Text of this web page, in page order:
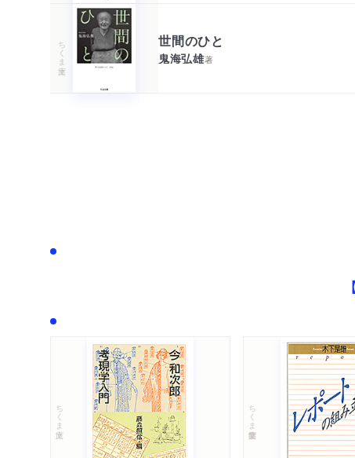
ちくま文庫 世間のひと
鬼海弘雄著
ちくま文庫 ちくま学芸文庫